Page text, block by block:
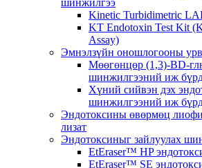
шинжилгээ
Kinetic Turbidimetric
KT Endotoxin Test Kit
Assay)
Эмнэлзүйн оношлогооны
Мөөгөнцөр (1,3)-BD-
шинжилгээний иж
Хүний сийвэн дэх
шинжилгээний иж
Эндотоксины өвөрмөц
лизат
Эндотоксиныг зайлуулах
EtEraser™ HP
EtEraser™ SE